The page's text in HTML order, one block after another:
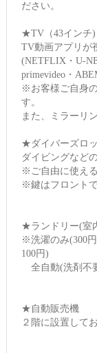
ださい。
★TV（43インチ)
TV動画アプリが
(NETFLIX・U-
primevideo・
※お客様ご自身
す。
また、ミラーリ
★ダイバーズロ
ダイビングなど
※ご自由に使え
※鍵はフロント
★ランドリー(室
※洗濯のみ(300
100円)
全自動(洗剤不
★自動販売機
２階に設置して